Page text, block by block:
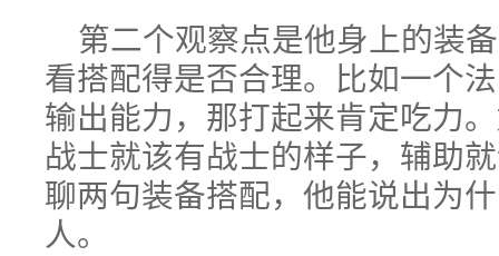
第二个观察点是他身上的装
看搭配得是否合理。比如一个
输出能力，那打起来肯定吃力
战士就该有战士的样子，辅助
聊两句装备搭配，他能说出为
人。